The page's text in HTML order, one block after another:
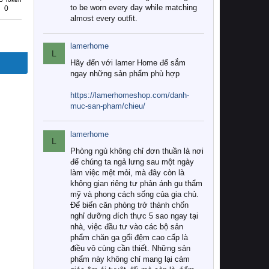
0
to be worn every day while matching
almost every outfit.
L
lamerhome
Hãy đến với lamer Home để sắm
ngay những sản phẩm phù hợp
https://lamerhomeshop.com/danh-
muc-san-pham/chieu/
L
lamerhome
Phòng ngủ không chỉ đơn thuần là nơi
để chúng ta ngả lưng sau một ngày
làm việc mệt mỏi, mà đây còn là
không gian riêng tư phản ánh gu thẩm
mỹ và phong cách sống của gia chủ.
Để biến căn phòng trở thành chốn
nghỉ dưỡng đích thực 5 sao ngay tại
nhà, việc đầu tư vào các bộ sản
phẩm chăn ga gối đệm cao cấp là
điều vô cùng cần thiết. Những sản
phẩm này không chỉ mang lại cảm